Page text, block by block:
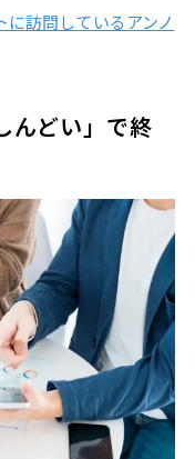
訪問しているアンノ
んどい」で終